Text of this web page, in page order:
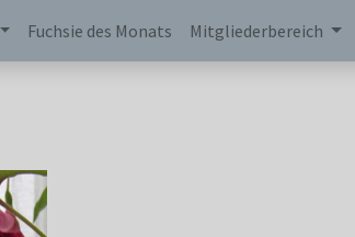
Fuchsie des Monats Mitgliederbereich